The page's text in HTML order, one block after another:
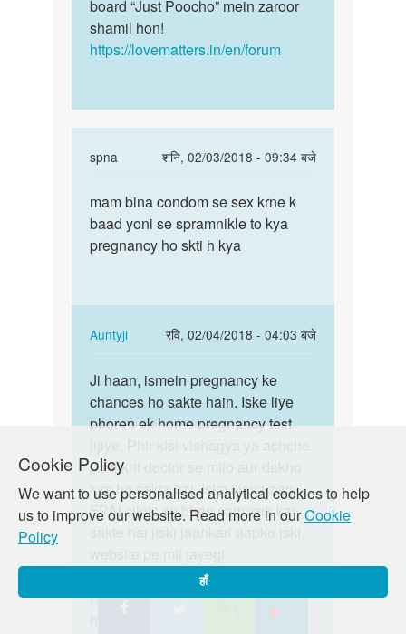
Cookie Policy
We want to use personalised analytical cookies to help
us to improve our website. Read more in ourCookie
Policy
हाँ
board “Just Poocho” mein zaroor
shamil hon!
https://lovematters.in/en/forum
spna
शनि, 02/03/2018 - 09:34 बजे
to
hlo
anty
help
me
by
siimran
mam
bina
condom
krne…
mam bina condom se sex krne k
baad yoni se spramnikle to kya
pregnancy ho skti h kya
Auntyji
रवि, 02/04/2018 - 04:03 बजे
In
reply
to
mam
bina
sex
krne…
Ji
haan,
ismein
ke…
Ji haan, ismein pregnancy ke
chances ho sakte hain. Iske liye
phoren ek home pregnancy test
panjikrit doctor se milo aur dekho
kya ho sakta hai. Iske illava aap
FPAI clinic se bhee sampark kar
https://lovematters.in/hi/resource/unplanned-
pregnancy
https://www.fpaindia.org/ Yadi aap